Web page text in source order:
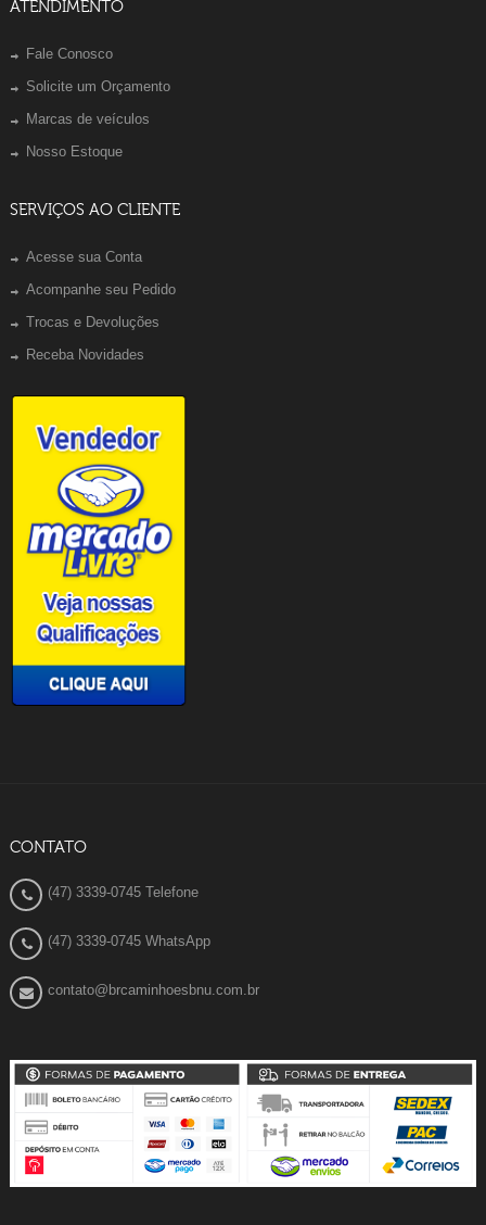
ATENDIMENTO
Fale Conosco
Solicite um Orçamento
Marcas de veículos
Nosso Estoque
SERVIÇOS AO CLIENTE
Acesse sua Conta
Acompanhe seu Pedido
Trocas e Devoluções
Receba Novidades
CONTATO
(47) 3339-0745 Telefone
(47) 3339-0745 WhatsApp
contato@brcaminhoesbnu.com.br